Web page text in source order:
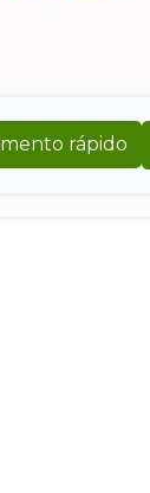
rápido